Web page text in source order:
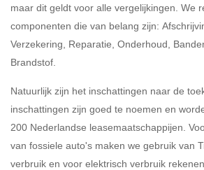
Belastingspercentage
37,07% (Belastbaar tot €
69.399,- )
Eigen bijdrage
maar dit geldt voor alle vergelijkingen. We
componenten die van belang zijn:
Verzekering, Reparatie, Onderhoud,
Brandstof.
Natuurlijk zijn het inschattingen naar de
inschattingen zijn goed te noemen en
200 Nederlandse leasemaatschappijen.
van fossiele auto's maken we gebruik van
verbruik en voor elektrisch verbruik